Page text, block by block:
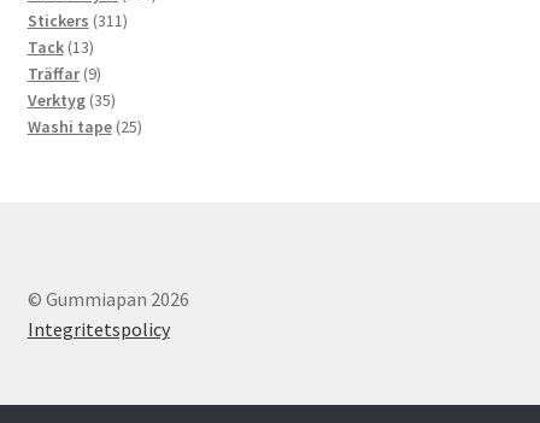
Stickers 311311
Tack 1313
produkter
Träffar 99
produkter
Verktyg 3535
produkter
Washi tape 2525
© Gummiapan 2026
Integritetspolicy